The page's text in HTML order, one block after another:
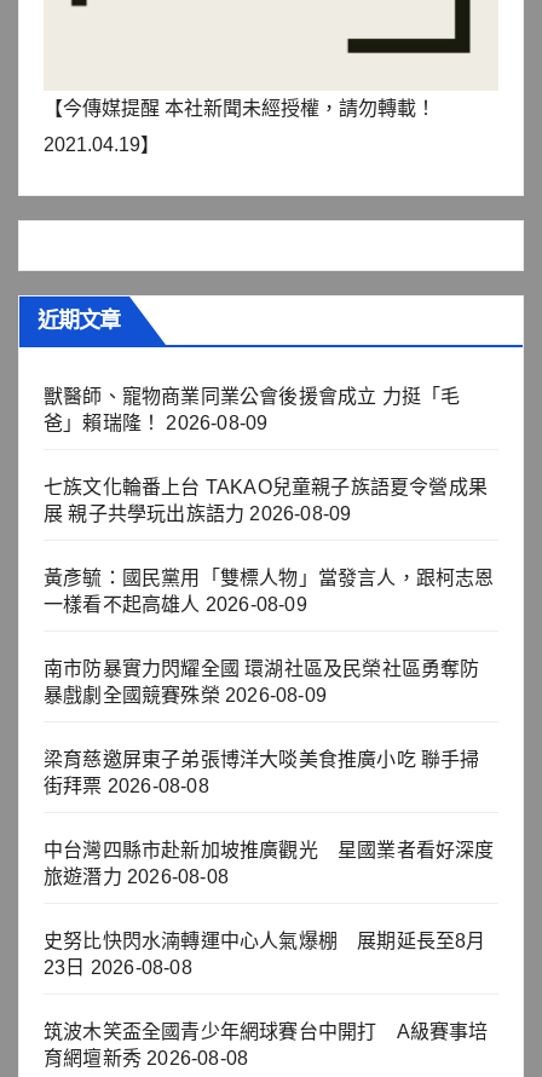
【今傳媒提醒 本社新聞未經授權，請勿轉載！
2021.04.19】
近期文章
獸醫師、寵物商業同業公會後援會成立 力挺「毛
爸」賴瑞隆！
2026-08-09
七族文化輪番上台 TAKAO兒童親子族語夏令營成果
展 親子共學玩出族語力 2026-08-09
黃彥毓：國民黨用「雙標人物」當發言人，跟柯志恩
一樣看不起高雄人 2026-08-09
南市防暴實力閃耀全國 環湖社區及民榮社區勇奪防
暴戲劇全國競賽殊榮 2026-08-09
梁育慈邀屏東子弟張博洋大啖美食推廣小吃 聯手掃
街拜票 2026-08-08
中台灣四縣市赴新加坡推廣觀光 星國業者看好深度
旅遊潛力 2026-08-08
史努比快閃水湳轉運中心人氣爆棚 展期延長至8月
23日 2026-08-08
筑波木笑盃全國青少年網球賽台中開打 A級賽事培
育網壇新秀 2026-08-08